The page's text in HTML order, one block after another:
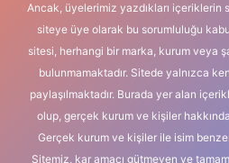
Ancak, üyelerimiz yazdıkları içeriklerin
siteye üye olarak bu sorumluluğu
sitesi, herhangi bir marka, kurum veya
bulunmamaktadır. Sitede yalnızca
paylaşılmaktadır. Burada yer alan
olup, gerçek kurum ve kişiler
Gerçek kurum ve kişiler ile isim
Sitemiz, kar amacı gütmeyen ve